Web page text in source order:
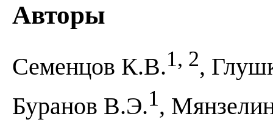
Авторы
Семенцов К.В.1, 2,
Буранов В.Э.1,